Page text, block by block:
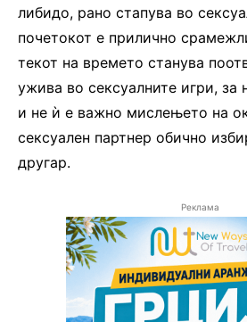
либидо, рано стапува во
почетокот е прилично
текот на времето станува
ужива во сексуалните игри, за
и не ѝ е важно мислењето на
сексуален партнер обично
другар.
Реклама